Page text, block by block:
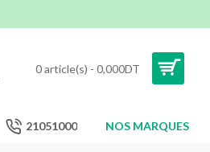
0 article(s) - 0,000DT
21051000 NOS MARQUES